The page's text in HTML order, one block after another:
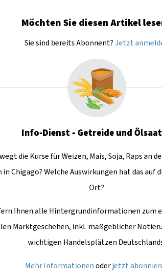
Möchten Sie diesen Artikel
Sie sind bereits Abonnent?Jetzt
Info-Dienst - Getreide und
die Kurse für Weizen, Mais, Soja, Raps an
in Chigago? Welche Auswirkungen hat das auf
Ort?
Ihnen alle Hintergrundinformationen zum
Marktgeschehen, inkl. maßgeblicher
wichtigen Handelsplätzen
Mehr Informationenoderjetzt